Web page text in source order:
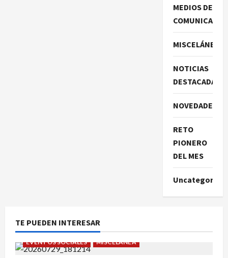
MEDIOS DE
MISCELÁNEA
NOTICIAS
DESTACADAS
NOVEDADES
RETO
PIONERO
DEL MES
Uncategorized
TE PUEDEN INTERESAR
EVENTOS SOCIALES MISCELÁNEA